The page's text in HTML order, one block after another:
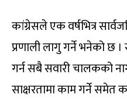
कांग्रेसले एक वर्षभित्र
प्रणाली लागु गर्ने भनेको छ
गर्न सबै सवारी चालकको
साक्षरतामा काम गर्ने समेत